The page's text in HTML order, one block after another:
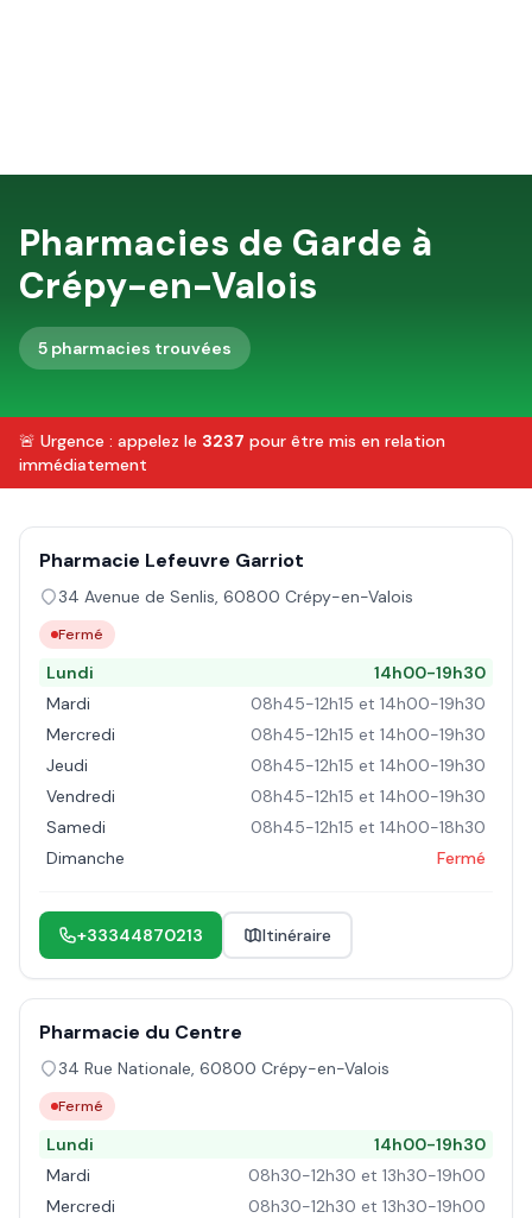
Pharmacies de Garde à
Crépy-en-Valois
5 pharmacies trouvées
🚨 Urgence : appelez le 3237 pour être mis en relation
immédiatement
Pharmacie Lefeuvre Garriot
34 Avenue de Senlis, 60800 Crépy-en-Valois
Fermé
Lundi
14h00-19h30
Mardi
08h45-12h15 et 14h00-19h30
Mercredi
08h45-12h15 et 14h00-19h30
Jeudi
08h45-12h15 et 14h00-19h30
Vendredi
08h45-12h15 et 14h00-19h30
Samedi
08h45-12h15 et 14h00-18h30
Dimanche
Fermé
+33344870213 Itinéraire
Pharmacie du Centre
34 Rue Nationale, 60800 Crépy-en-Valois
Fermé
Lundi
14h00-19h30
Mardi
08h30-12h30 et 13h30-19h00
Mercredi
08h30-12h30 et 13h30-19h00